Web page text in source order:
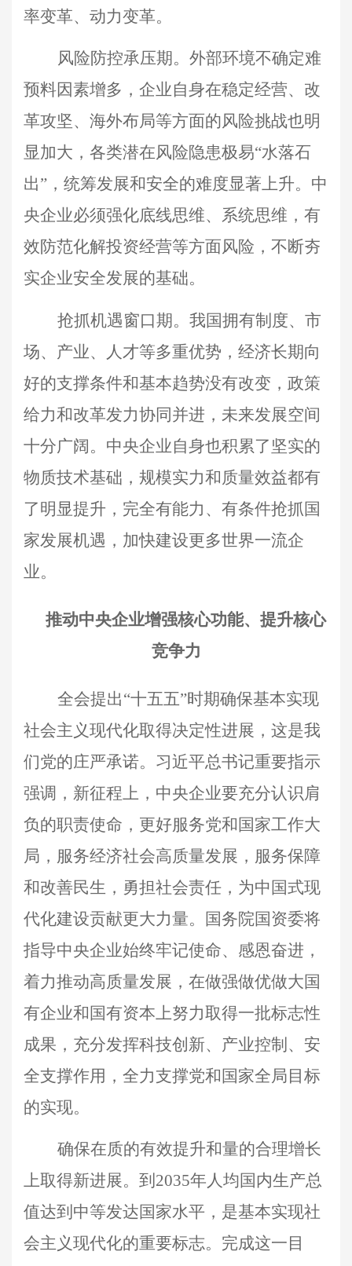
率变革、动力变革。
风险防控承压期。外部环境不确定难
预料因素增多，企业自身在稳定经营、改
革攻坚、海外布局等方面的风险挑战也明
显加大，各类潜在风险隐患极易“水落石
出”，统筹发展和安全的难度显著上升。中
央企业必须强化底线思维、系统思维，有
效防范化解投资经营等方面风险，不断夯
实企业安全发展的基础。
抢抓机遇窗口期。我国拥有制度、市
场、产业、人才等多重优势，经济长期向
好的支撑条件和基本趋势没有改变，政策
给力和改革发力协同并进，未来发展空间
十分广阔。中央企业自身也积累了坚实的
物质技术基础，规模实力和质量效益都有
了明显提升，完全有能力、有条件抢抓国
家发展机遇，加快建设更多世界一流企
业。
推动中央企业增强核心功能、提升核心
竞争力
全会提出“十五五”时期确保基本实现
社会主义现代化取得决定性进展，这是我
们党的庄严承诺。习近平总书记重要指示
强调，新征程上，中央企业要充分认识肩
负的职责使命，更好服务党和国家工作大
局，服务经济社会高质量发展，服务保障
和改善民生，勇担社会责任，为中国式现
代化建设贡献更大力量。国务院国资委将
指导中央企业始终牢记使命、感恩奋进，
着力推动高质量发展，在做强做优做大国
有企业和国有资本上努力取得一批标志性
成果，充分发挥科技创新、产业控制、安
全支撑作用，全力支撑党和国家全局目标
的实现。
确保在质的有效提升和量的合理增长
上取得新进展。到2035年人均国内生产总
值达到中等发达国家水平，是基本实现社
会主义现代化的重要标志。完成这一目